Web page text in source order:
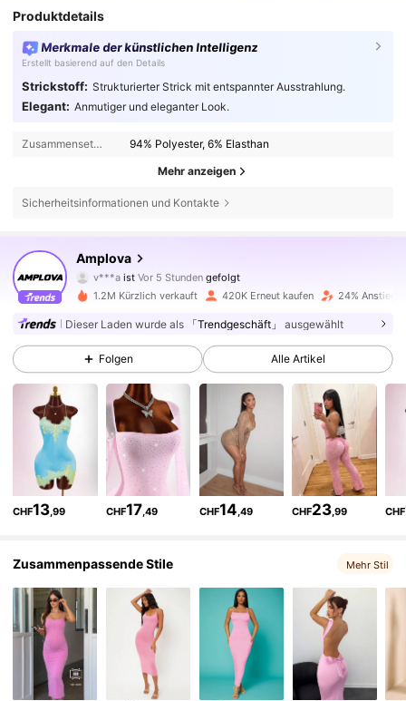
Produktdetails
Merkmale der künstlichen Intelligenz
Erstellt basierend auf den Details
Strickstoff: Strukturierter Strick mit entspannter Ausstrahlung.
Elegant: Anmutiger und eleganter Look.
Zusammensetzung: 94% Polyester, 6% Elasthan
Mehr anzeigen
Sicherheitsinformationen und Kontakte
Amplova
v***aist Vor 5 Stundengefolgt
4,73 613K Follower
4,73 613K Follower
613K Follower
613K Follower
613K Follower
1.2M Kürzlich verkauft 420K Erneut kaufen 24% Anstieg
Dieser Laden wurde als 「Trendgeschäft」 ausgewählt
Folgen Alle Artikel
CHF13 ,99 CHF17 ,49 CHF14 ,49 CHF23 ,99 CHF
Zusammenpassende Stile Mehr Stil